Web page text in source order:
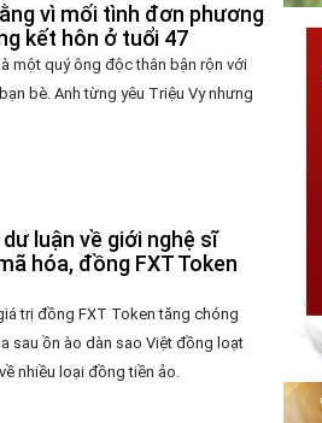
vì mối tình đơn phương
kết hôn ở tuổi 47
một quý ông độc thân bận rộn với
bè. Anh từng yêu Triệu Vy nhưng
luận về giới nghệ sĩ
hóa, đồng FXT Token
trị đồng FXT Token tăng chóng
sau ồn ào dàn sao Việt đồng loạt
nhiều loại đồng tiền ảo.